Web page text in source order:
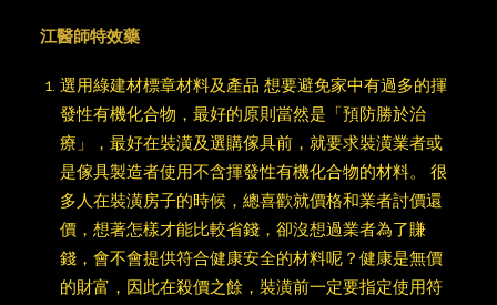
江醫師特效藥
選用綠建材標章材料及產品 想要避免家中有過多的揮
發性有機化合物，最好的原則當然是「預防勝於治
療」，最好在裝潢及選購傢具前，就要求裝潢業者或
是傢具製造者使用不含揮發性有機化合物的材料。 很
多人在裝潢房子的時候，總喜歡就價格和業者討價還
價，想著怎樣才能比較省錢，卻沒想過業者為了賺
錢，會不會提供符合健康安全的材料呢？健康是無價
的財富，因此在殺價之餘，裝潢前一定要指定使用符